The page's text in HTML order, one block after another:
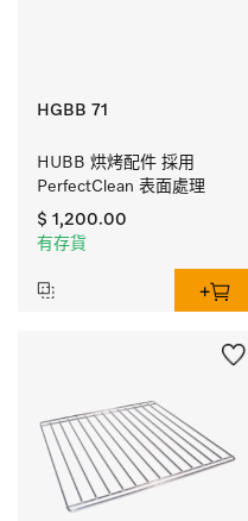
HGBB 71
HUBB 烘烤配件 採用
PerfectClean 表面處理
$ 1,200.00
有存貨